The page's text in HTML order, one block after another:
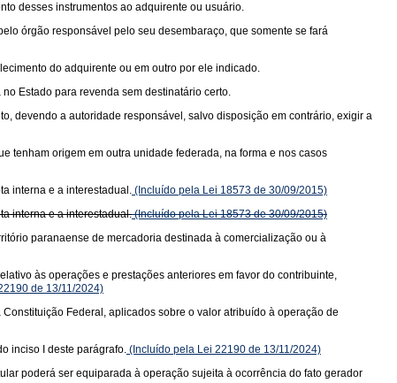
desses instrumentos ao adquirente ou usuário.
órgão responsável pelo seu desembaraço, que somente se fará
do adquirente ou em outro por ele indicado.
Estado para revenda sem destinatário certo.
devendo a autoridade responsável, salvo disposição em contrário, exigir a
tenham origem em outra unidade federada, na forma e nos casos
interna e a interestadual. (Incluído pela Lei 18573 de 30/09/2015)
interna e a interestadual.(Incluído pela Lei 18573 de 30/09/2015)
paranaense de mercadoria destinada à comercialização ou à
às operações e prestações anteriores em favor do contribuinte,
de 13/11/2024)
Federal, aplicados sobre o valor atribuído à operação de
inciso I deste parágrafo. (Incluído pela Lei 22190 de 13/11/2024)
poderá ser equiparada à operação sujeita à ocorrência do fato gerador